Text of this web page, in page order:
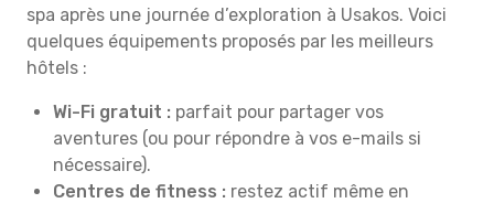
spa après une journée d’exploration à Usakos. Voici
quelques équipements proposés par les meilleurs
hôtels :
Wi-Fi gratuit : parfait pour partager vos
aventures (ou pour répondre à vos e-mails si
nécessaire).
Centres de fitness : restez actif même en